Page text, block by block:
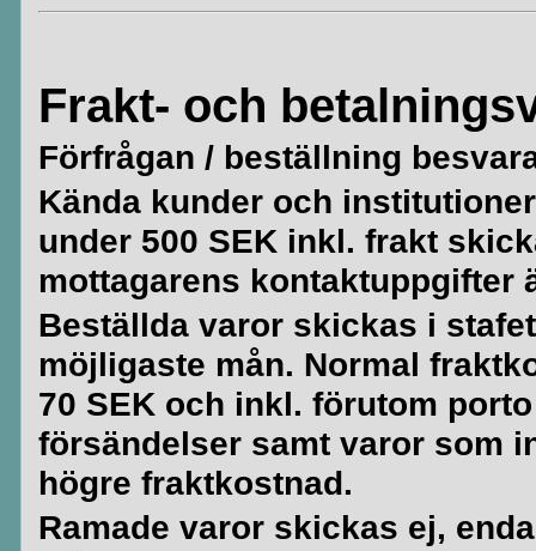
Frakt- och
Förfrågan / beställning
Kända kunder och
under 500 SEK inkl. frakt
mottagarens kontaktuppgifter
Beställda varor skickas i
möjligaste mån. Normal
70 SEK och inkl. förutom
försändelser samt varor som
högre fraktkostnad.
Ramade varor skickas ej,